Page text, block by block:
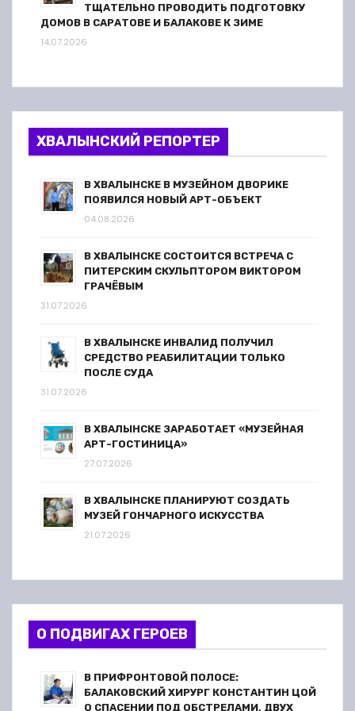
ТЩАТЕЛЬНО ПРОВОДИТЬ ПОДГОТОВКУ
ДОМОВ В САРАТОВЕ И БАЛАКОВЕ К ЗИМЕ
14.07.2026
ХВАЛЫНСКИЙ РЕПОРТЕР
В ХВАЛЫНСКЕ В МУЗЕЙНОМ ДВОРИКЕ
ПОЯВИЛСЯ НОВЫЙ АРТ-ОБЪЕКТ
04.08.2026
В ХВАЛЫНСКЕ СОСТОИТСЯ ВСТРЕЧА С
ПИТЕРСКИМ СКУЛЬПТОРОМ ВИКТОРОМ
ГРАЧЁВЫМ
31.07.2026
В ХВАЛЫНСКЕ ИНВАЛИД ПОЛУЧИЛ
СРЕДСТВО РЕАБИЛИТАЦИИ ТОЛЬКО
ПОСЛЕ СУДА
31.07.2026
В ХВАЛЫНСКЕ ЗАРАБОТАЕТ «МУЗЕЙНАЯ
АРТ-ГОСТИНИЦА»
27.07.2026
В ХВАЛЫНСКЕ ПЛАНИРУЮТ СОЗДАТЬ
МУЗЕЙ ГОНЧАРНОГО ИСКУССТВА
21.07.2026
О ПОДВИГАХ ГЕРОЕВ
В ПРИФРОНТОВОЙ ПОЛОСЕ:
БАЛАКОВСКИЙ ХИРУРГ КОНСТАНТИН ЦОЙ
О СПАСЕНИИ ПОД ОБСТРЕЛАМИ, ДВУХ